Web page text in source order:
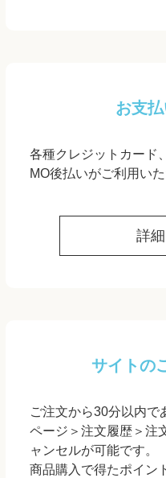
お支
各種クレジットカード
MO後払いがご利用いた
詳
サイトの
ご注文から30分以内で
ページ＞注文履歴＞注
ャンセルが可能です。
商品購入で得たポイン